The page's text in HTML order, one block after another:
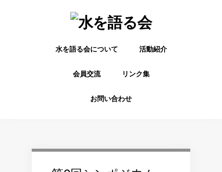
水を語る会について 活動紹介
会員交流 リンク集
お問い合わせ